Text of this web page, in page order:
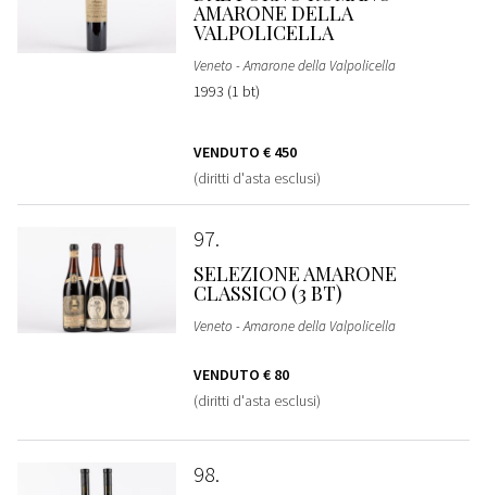
AMARONE DELLA
VALPOLICELLA
Veneto - Amarone della Valpolicella
1993 (1 bt)
VENDUTO € 450
(diritti d'asta esclusi)
97
SELEZIONE AMARONE
CLASSICO (3 BT)
Veneto - Amarone della Valpolicella
VENDUTO € 80
(diritti d'asta esclusi)
98